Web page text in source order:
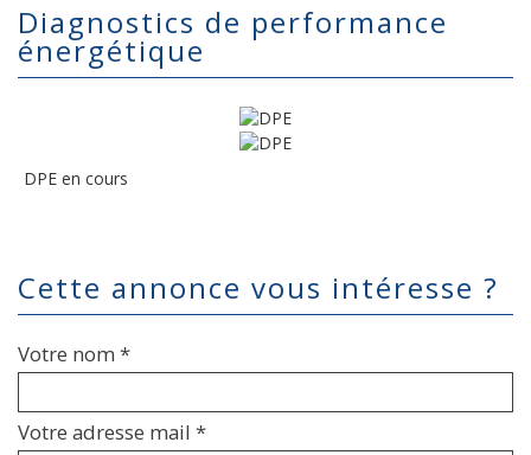
diagnostics de performance
énergétique
DPE en cours
cette annonce vous intéresse ?
Votre nom *
Votre adresse mail *